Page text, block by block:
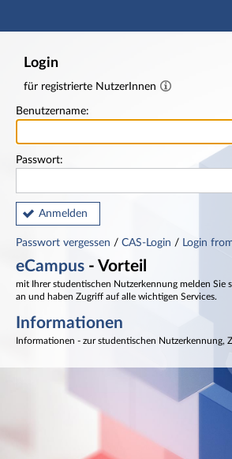
Hauptnavigation
Login
für registrierte NutzerInnen
Benutzername:
Passwort:
Anmelden
Passwort vergessen / CAS-Login / Login
eCampus - Vorteil
mit Ihrer studentischen Nutzerkennung melden Sie
an und haben Zugriff auf alle wichtigen Services.
Informationen
Informationen - zur studentischen Nutzerkennung,